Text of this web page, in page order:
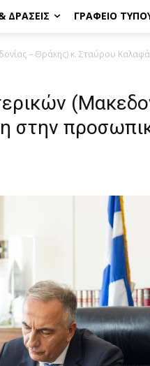
ΔΡΆΣΕΙΣ ΓΡΑΦΕΊΟ
– Θράκης) κ. Σταύρου
στην